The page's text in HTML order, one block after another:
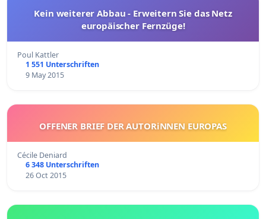
Kein weiterer Abbau - Erweitern Sie das Netz
europäischer Fernzüge!
Poul Kattler
1 551 Unterschriften
9 May 2015
OFFENER BRIEF DER AUTORiNNEN EUROPAS
Cécile Deniard
6 348 Unterschriften
26 Oct 2015